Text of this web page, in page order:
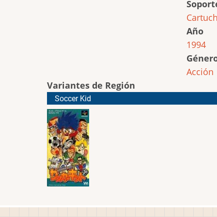
Año
1994
Acción
Variantes de Región
Soccer Kid